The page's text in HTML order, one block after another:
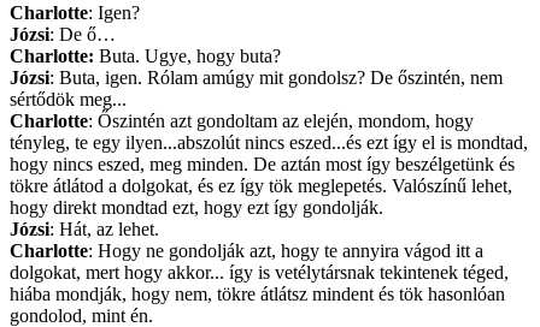
Charlotte: Igen?
Józsi: De ő…
Charlotte: Buta. Ugye, hogy buta?
Józsi: Buta, igen. Rólam amúgy mit gondolsz? De őszintén, nem
sértődök meg...
Charlotte: Őszintén azt gondoltam az elején, mondom, hogy
tényleg, te egy ilyen...abszolút nincs eszed...és ezt így el is mondtad,
hogy nincs eszed, meg minden. De aztán most így beszélgetünk és
tökre átlátod a dolgokat, és ez így tök meglepetés. Valószínű lehet,
hogy direkt mondtad ezt, hogy ezt így gondolják.
Józsi: Hát, az lehet.
Charlotte: Hogy ne gondolják azt, hogy te annyira vágod itt a
dolgokat, mert hogy akkor... így is vetélytársnak tekintenek téged,
hiába mondják, hogy nem, tökre átlátsz mindent és tök hasonlóan
gondolod, mint én.